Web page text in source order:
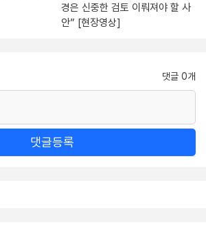
경은 신중한 검토 이뤄져야 할 사
안” [현장영상]
댓글 0개
댓글등록